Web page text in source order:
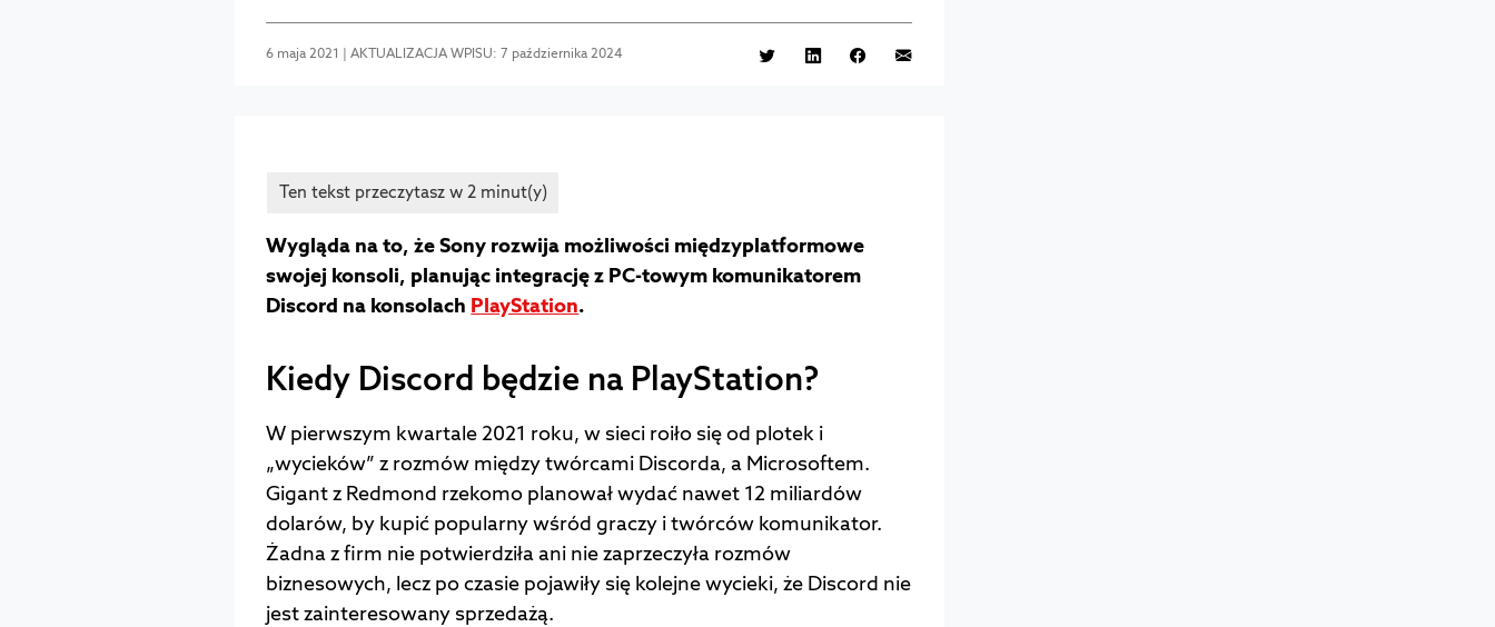
6 maja 2021 | AKTUALIZACJA WPISU: 7 października 2024
Wygląda na to, że Sony rozwija możliwości międzyplatformowe
swojej konsoli, planując integrację z PC-towym komunikatorem
Discord na konsolach PlayStation.
Kiedy Discord będzie na PlayStation?
W pierwszym kwartale 2021 roku, w sieci roiło się od plotek i
„wycieków” z rozmów między twórcami Discorda, a Microsoftem.
Gigant z Redmond rzekomo planował wydać nawet 12 miliardów
dolarów, by kupić popularny wśród graczy i twórców komunikator.
Żadna z firm nie potwierdziła ani nie zaprzeczyła rozmów
biznesowych, lecz po czasie pojawiły się kolejne wycieki, że Discord nie
jest zainteresowany sprzedażą.